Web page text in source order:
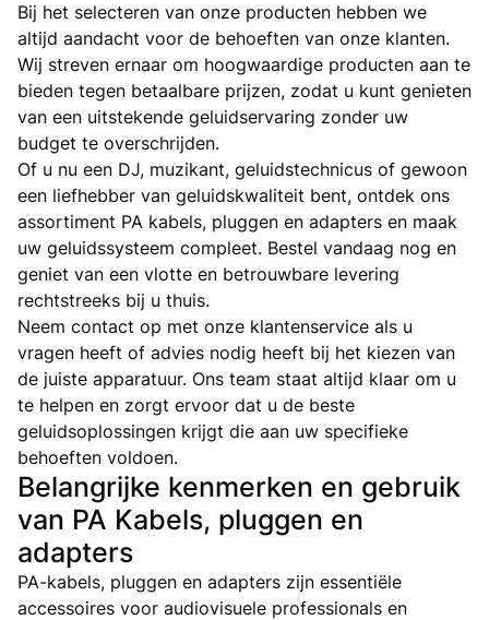
Bij het selecteren van onze producten hebben we
altijd aandacht voor de behoeften van onze klanten.
Wij streven ernaar om hoogwaardige producten aan te
bieden tegen betaalbare prijzen, zodat u kunt genieten
van een uitstekende geluidservaring zonder uw
budget te overschrijden.
Of u nu een DJ, muzikant, geluidstechnicus of gewoon
een liefhebber van geluidskwaliteit bent, ontdek ons
assortiment PA kabels, pluggen en adapters en maak
uw geluidssysteem compleet. Bestel vandaag nog en
geniet van een vlotte en betrouwbare levering
rechtstreeks bij u thuis.
Neem contact op met onze klantenservice als u
vragen heeft of advies nodig heeft bij het kiezen van
de juiste apparatuur. Ons team staat altijd klaar om u
te helpen en zorgt ervoor dat u de beste
geluidsoplossingen krijgt die aan uw specifieke
behoeften voldoen.
Belangrijke kenmerken en gebruik
van PA Kabels, pluggen en
adapters
PA-kabels, pluggen en adapters zijn essentiële
accessoires voor audiovisuele professionals en